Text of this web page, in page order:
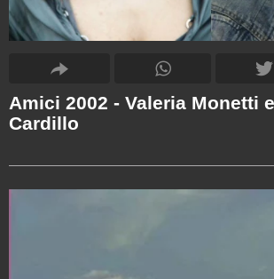
Amici 2002 - Valeria Monetti
Cardillo